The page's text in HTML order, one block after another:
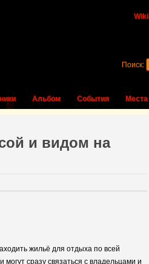
Wiki
Альбом События Места
Поиск:
и видом на
жильё для отдыха по всей
сразу связаться с владельцами и